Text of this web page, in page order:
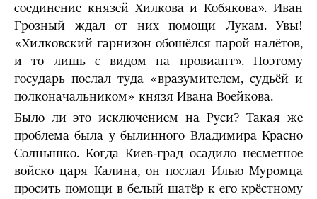
соединение князей Хилкова и Кобякова». Иван
Грозный ждал от них помощи Лукам. Увы!
«Хилковский гарнизон обошёлся парой налётов,
и то лишь с видом на провиант». Поэтому
государь послал туда «вразумителем, судьёй и
полконачальником» князя Ивана Воейкова.
Было ли это исключением на Руси? Такая же
проблема была у былинного Владимира Красно
Солнышко. Когда Киев-град осадило несметное
войско царя Калина, он послал Илью Муромца
просить помощи в белый шатёр к его крёстному